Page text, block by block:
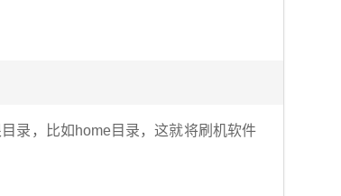
录，比如home目录，这就将刷机软件